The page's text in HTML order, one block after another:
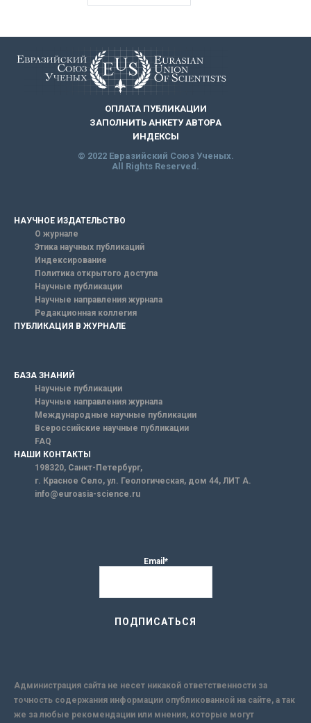
ОПЛАТА ПУБЛИКАЦИИ
ЗАПОЛНИТЬ АНКЕТУ АВТОРА
ИНДЕКСЫ
© 2022 Евразийский Союз Ученых.
All Rights Reserved.
НАУЧНОЕ ИЗДАТЕЛЬСТВО
О журнале
Этика научных публикаций
Индексирование
Политика открытого доступа
Научные публикации
Научные направления журнала
Редакционная коллегия
ПУБЛИКАЦИЯ В ЖУРНАЛЕ
БАЗА ЗНАНИЙ
Научные публикации
Научные направления журнала
Международные научные публикации
Всероссийские научные публикации
FAQ
НАШИ КОНТАКТЫ
198320, Санкт-Петербург,
г. Красное Село, ул. Геологическая, дом 44, ЛИТ А.
info@euroasia-science.ru
Email*
Администрация сайта не несет никакой ответственности за
точность содержания информации опубликованной на сайте, а так
же за любые рекомендации или мнения, которые могут